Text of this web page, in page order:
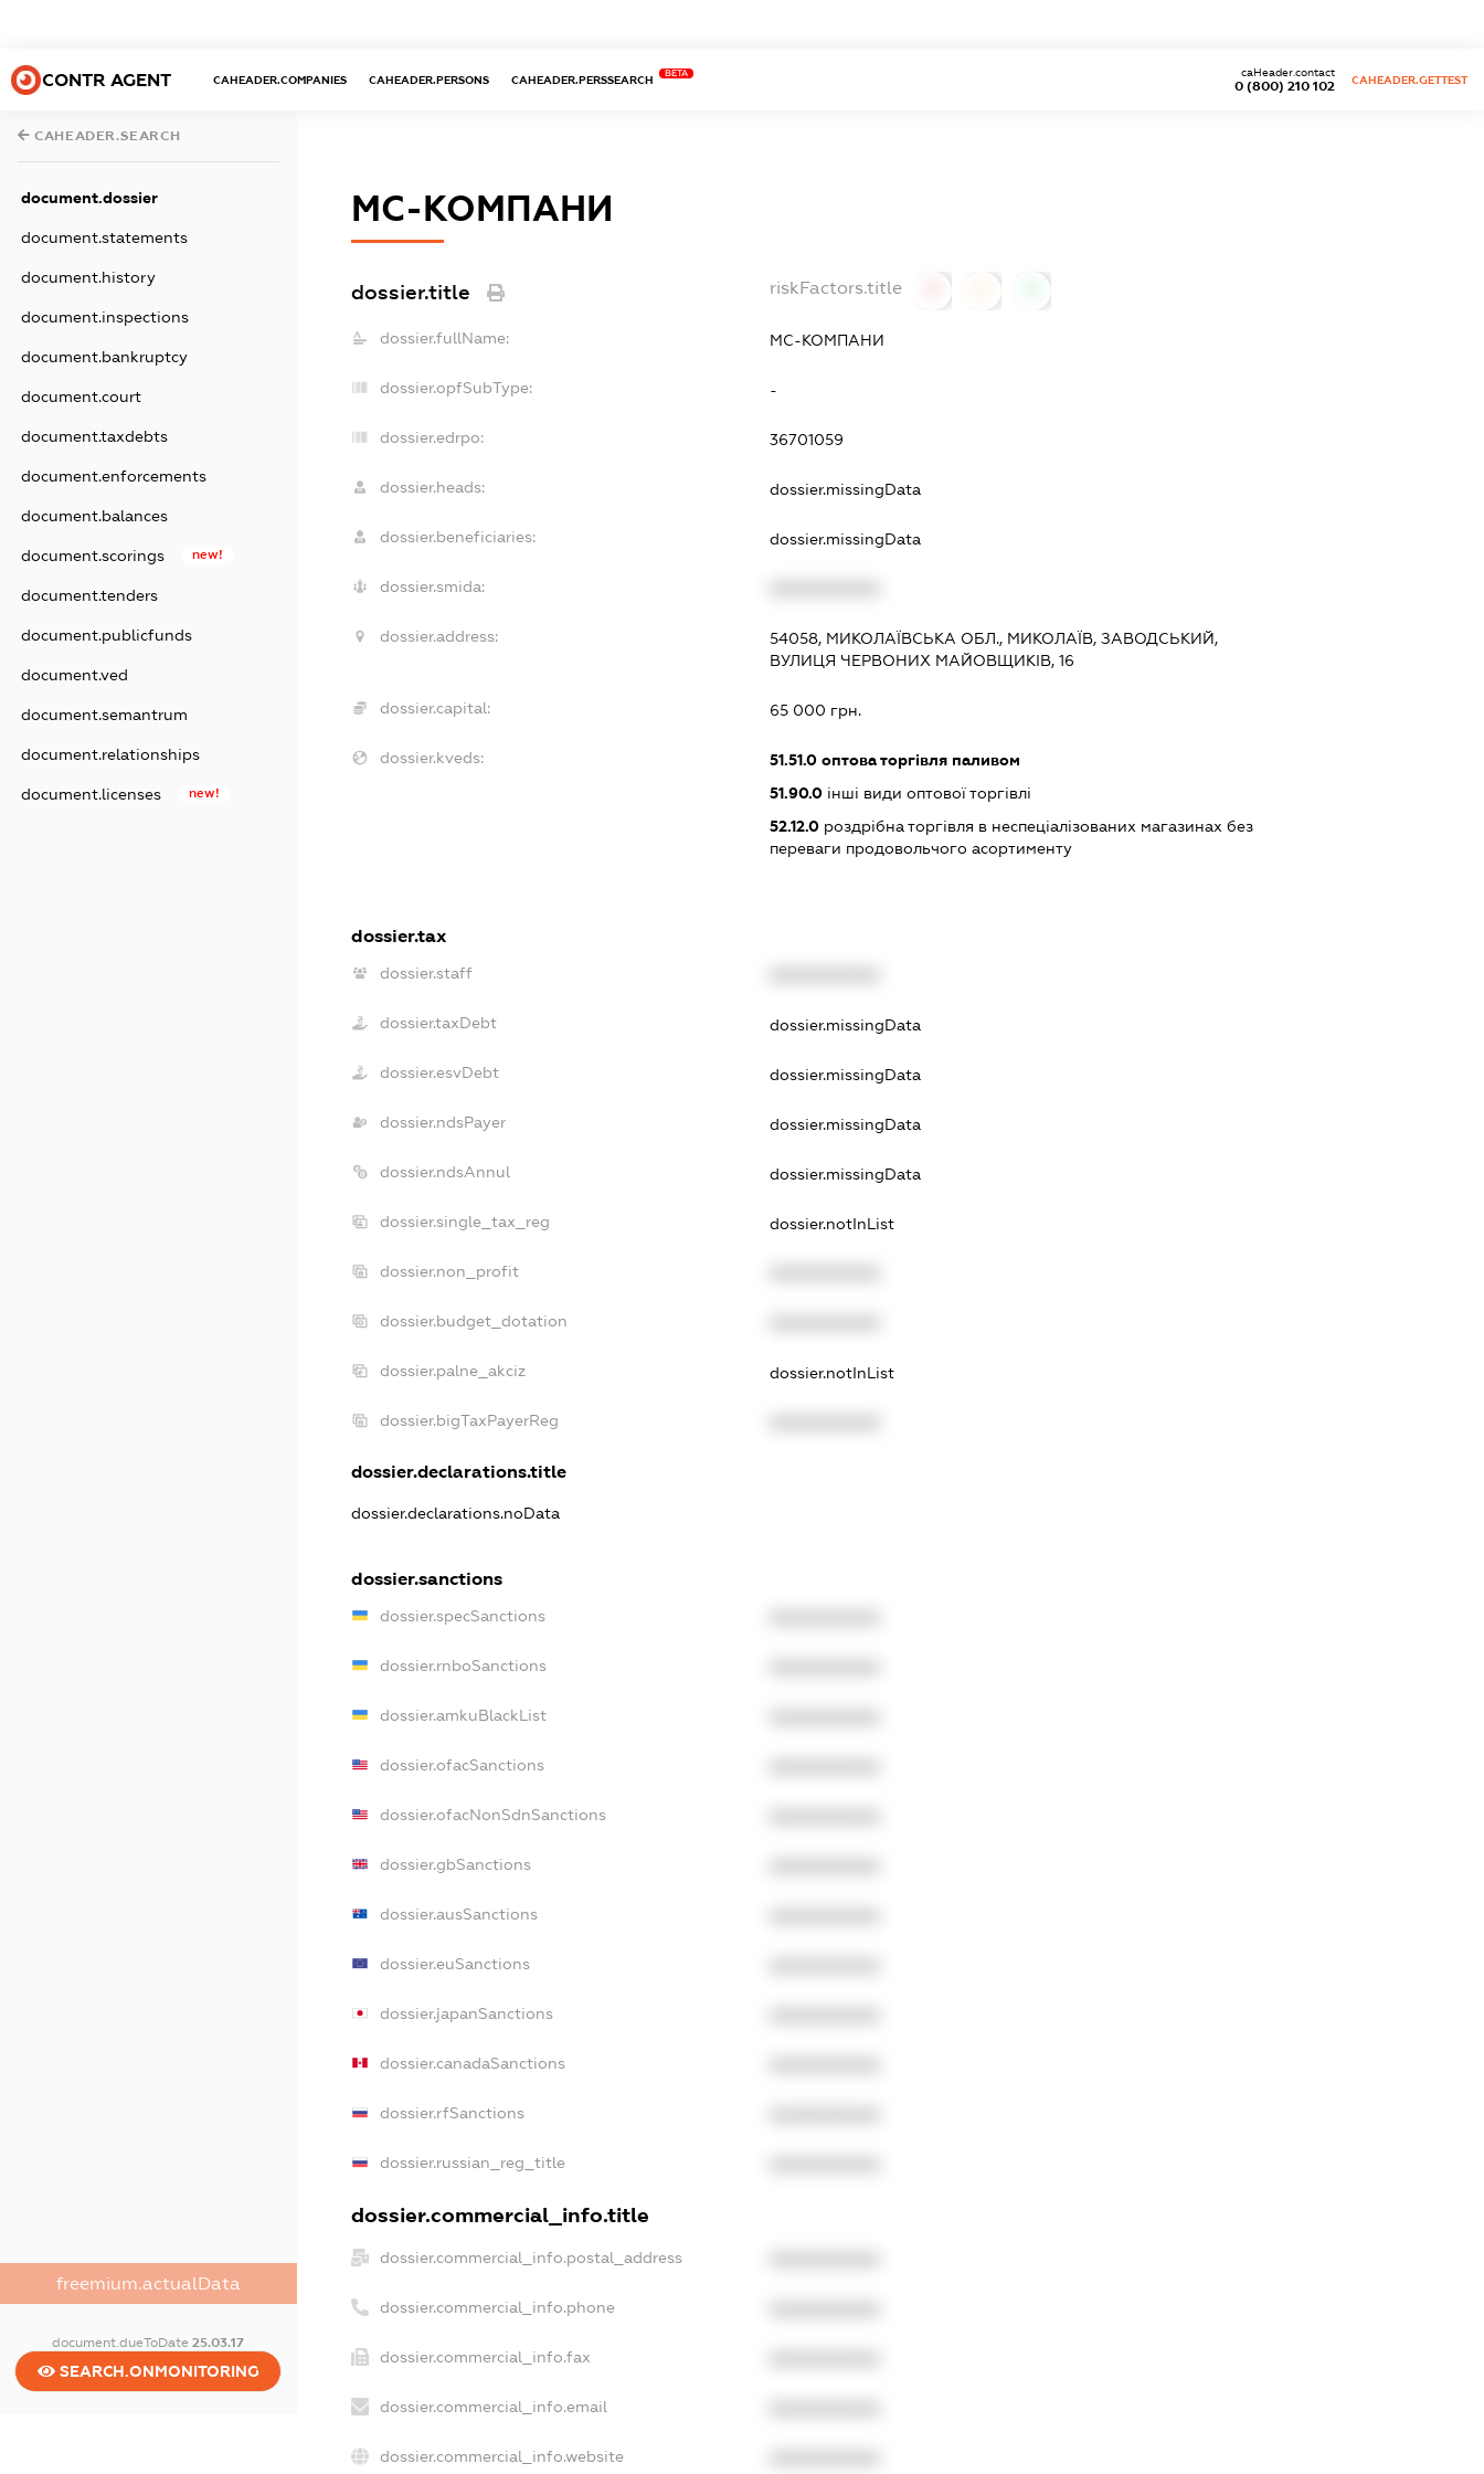
CONTR AGENT CAHEADER.COMPANIES CAHEADER.PERSONS CAHEADER.PERSSEARCH
BETA
0 (800) 210 102
caHeader.contact
CAHEADER.GETTEST
CAHEADER.SEARCH
document.dossier
document.statements
document.history
document.inspections
document.bankruptcy
document.court
document.taxdebts
document.enforcements
document.balances
document.scorings new!
document.tenders
document.publicfunds
document.ved
document.semantrum
document.relationships
document.licenses new!
freemium.actualData
document.dueToDate25.03.17
SEARCH.ONMONITORING
МС-КОМПАНИ
dossier.title riskFactors.title
dossier.fullName: МС-КОМПАНИ
dossier.opfSubType: -
dossier.edrpo: 36701059
dossier.heads: dossier.missingData
dossier.beneficiaries: dossier.missingData
dossier.smida:
dossier.address:
54058, МИКОЛАЇВСЬКА ОБЛ., МИКОЛАЇВ, ЗАВОДСЬКИЙ,
ВУЛИЦЯ ЧЕРВОНИХ МАЙОВЩИКІВ, 16
dossier.capital: 65 000 грн.
dossier.kveds: 51.51.0 оптова торгівля паливом
51.90.0 інші види оптової торгівлі
52.12.0 роздрібна торгівля в неспеціалізованих магазинах без
переваги продовольчого асортименту
dossier.tax
dossier.staff
dossier.taxDebt dossier.missingData
dossier.esvDebt dossier.missingData
dossier.ndsPayer dossier.missingData
dossier.ndsAnnul dossier.missingData
dossier.single_tax_reg dossier.notInList
dossier.non_profit
dossier.budget_dotation
dossier.palne_akciz dossier.notInList
dossier.bigTaxPayerReg
dossier.declarations.title
dossier.declarations.noData
dossier.sanctions
dossier.specSanctions
dossier.rnboSanctions
dossier.amkuBlackList
dossier.ofacSanctions
dossier.ofacNonSdnSanctions
dossier.gbSanctions
dossier.ausSanctions
dossier.euSanctions
dossier.japanSanctions
dossier.canadaSanctions
dossier.rfSanctions
dossier.russian_reg_title
dossier.commercial_info.title
dossier.commercial_info.postal_address
dossier.commercial_info.phone
dossier.commercial_info.fax
dossier.commercial_info.email
dossier.commercial_info.website